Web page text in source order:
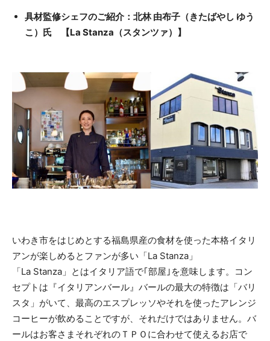
具材監修シェフのご紹介：北林 由布子（きたばやし ゆう
こ）氏 【La Stanza（スタンツァ）】
いわき市をはじめとする福島県産の食材を使った本格イタリ
アンが楽しめるとファンが多い「La Stanza」
「La Stanza」とはイタリア語で｢部屋｣を意味します。コン
セプトは『イタリアンバール』バールの最大の特徴は「バリ
スタ」がいて、最高のエスプレッソやそれを使ったアレンジ
コーヒーが飲めることですが、それだけではありません。バ
ールはお客さまそれぞれのＴＰＯに合わせて使えるお店で